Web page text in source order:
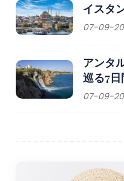
イスタ
07-09-
アンタ
巡る7日
07-09-